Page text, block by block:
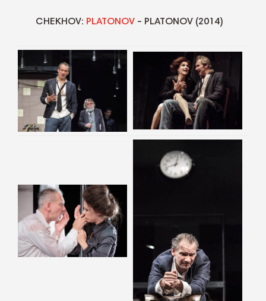
CHEKHOV: PLATONOV – PLATONOV (2014)